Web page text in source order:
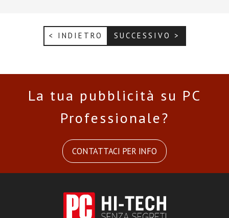
< INDIETRO SUCCESSIVO >
La tua pubblicità su PC
Professionale?
CONTATTACI PER INFO